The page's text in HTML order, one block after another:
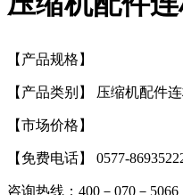
【产品规格】
【产品类别】 压缩机配件
【市场价格】
【免费电话】 0577-
咨询热线： 400－070－5066